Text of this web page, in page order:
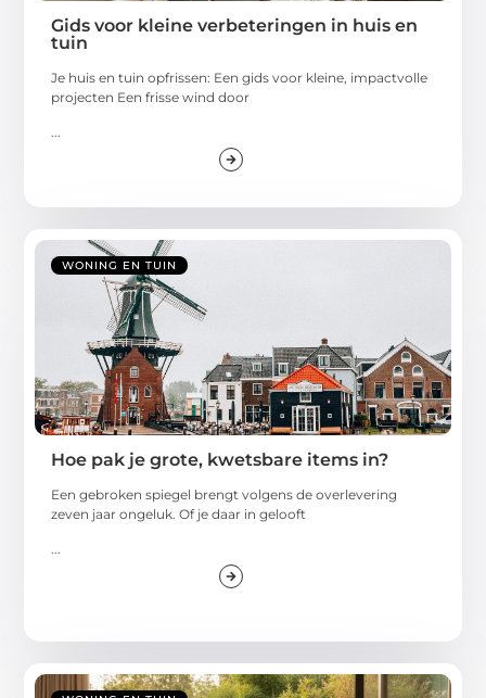
Gids voor kleine verbeteringen in huis en
tuin
Je huis en tuin opfrissen: Een gids voor kleine, impactvolle
projecten Een frisse wind door
...
WONING EN TUIN
Hoe pak je grote, kwetsbare items in?
Een gebroken spiegel brengt volgens de overlevering
zeven jaar ongeluk. Of je daar in gelooft
...